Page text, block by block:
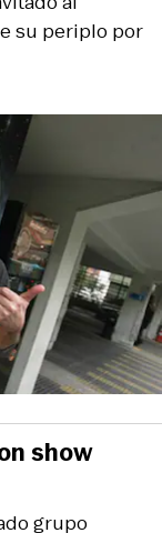
su periplo por
grupo
show